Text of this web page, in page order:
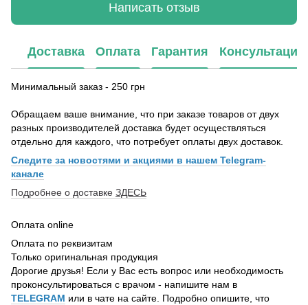
Написать отзыв
Доставка Оплата Гарантия Консультация
Минимальный заказ - 250 грн
Обращаем ваше внимание, что при заказе товаров от двух
разных производителей доставка будет осуществляться
отдельно для каждого, что потребует оплаты двух доставок.
Следите за новостями и акциями в нашем Telegram-
канале
Подробнее о доставке ЗДЕСЬ
Оплата online
Оплата по реквизитам
Только оригинальная продукция
Дорогие друзья! Если у Вас есть вопрос или необходимость
проконсультироваться с врачом - напишите нам в
TELEGRAM или в чате на сайте. Подробно опишите, что